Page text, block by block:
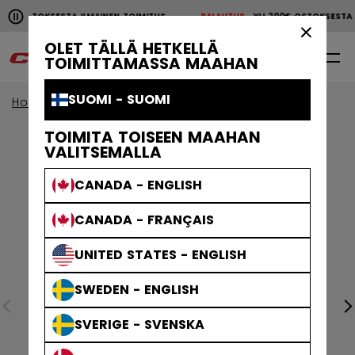
OLET TÄLLÄ HETKELLÄ
TOIMITTAMASSA MAAHAN
SUOMI - SUOMI
TOIMITA TOISEEN MAAHAN
VALITSEMALLA
CANADA - ENGLISH
CANADA - FRANÇAIS
UNITED STATES - ENGLISH
SWEDEN - ENGLISH
SVERIGE - SVENSKA
Pause the horizontal scroll animation.
OSTOKSESTA ILMAINEN TOIMITUSPALAUTUS YLI 200€
YLI 200€ OSTOKSESTA ILMAINEN TOIMITUS
Home Vaatteet